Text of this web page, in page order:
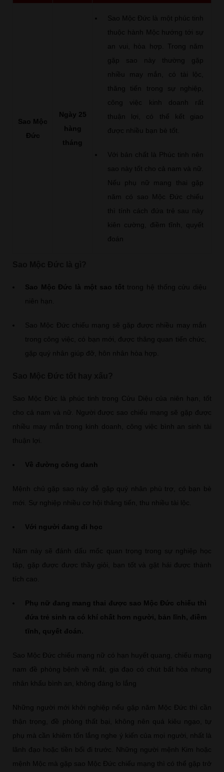
Sao Mộc
Đức
Ngày 25
hàng
tháng
Sao Mộc Đức là một phúc tinh
thuộc hành Mộc hướng tới sự
an vui, hòa hợp. Trong năm
gặp sao này thường gặp
nhiều may mắn, có tài lộc,
thăng tiến trong sự nghiệp,
công việc kinh doanh rất
thuận lợi, có thể kết giao
được nhiều bạn bè tốt.
Với bản chất là Phúc tinh nên
sao này tốt cho cả nam và nữ.
Nếu phụ nữ mang thai gặp
năm có sao Mộc Đức chiếu
thì tính cách đứa trẻ sau này
kiên cường, điềm tĩnh, quyết
đoán
Sao Mộc Đức là một sao tốt trong hệ thống cửu diệu
niên hạn.
Sao Mộc Đức chiếu mạng sẽ gặp được nhiều may mắn
trong công việc, có bạn mới, được thăng quan tiến chức,
gặp quý nhân giúp đỡ, hôn nhân hòa hợp.
Sao Mộc Đức là phúc tinh trong Cửu Diệu của niên hạn, tốt
cho cả nam và nữ. Người được sao chiếu mạng sẽ gặp được
nhiều may mắn trong kinh doanh, công việc bình an sinh tài
thuận lợi.
Về đường công danh
Mệnh chủ gặp sao này dễ gặp quý nhân phù trợ, có bạn bè
mới. Sự nghiệp nhiều cơ hội thăng tiến, thu nhiều tài lộc.
Với người đang đi học
Năm này sẽ đánh dấu mốc quan trọng trong sự nghiệp học
tập, gặp được được thầy giỏi, bạn tốt và gặt hái được thành
tích cao.
Phụ nữ đang mang thai được sao Mộc Đức chiếu thì
đứa trẻ sinh ra có khí chất hơn người, bản lĩnh, điềm
tĩnh, quyết đoán.
Sao Mộc Đức chiếu mạng nữ có hạn huyết quang, chiếu mạng
nam đề phòng bệnh về mắt, gia đạo có chút bất hòa nhưng
nhân khẩu bình an, không đáng lo lắng
Những người mới khởi nghiệp nếu gặp năm Mộc Đức thì cần
thận trọng, đề phòng thất bại, không nên quá kiêu ngạo, tự
phụ mà cần khiêm tốn lắng nghe ý kiến của mọi người, nhất là
lãnh đạo hoặc tiền bối đi trước. Những người mệnh Kim hoặc
mệnh Mộc mà gặp sao Mộc Đức chiếu mạng thì có thể gặp trở